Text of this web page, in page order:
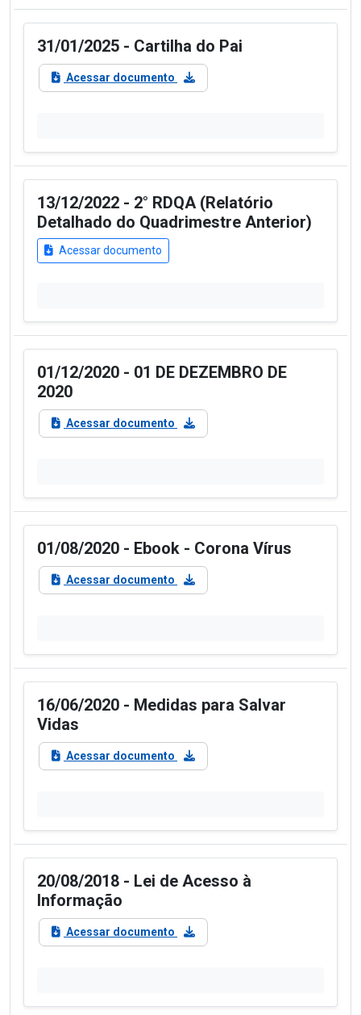
31/01/2025 - Cartilha do Pai
Acessar documento
13/12/2022 - 2° RDQA (Relatório
Detalhado do Quadrimestre Anterior)
Acessar documento
01/12/2020 - 01 DE DEZEMBRO DE
2020
Acessar documento
01/08/2020 - Ebook - Corona Vírus
Acessar documento
16/06/2020 - Medidas para Salvar
Vidas
Acessar documento
20/08/2018 - Lei de Acesso à
Informação
Acessar documento